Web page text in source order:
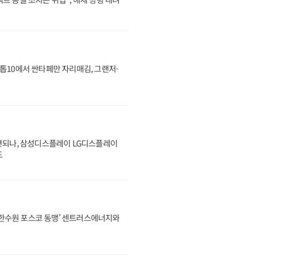
10에서 싼타페만 자리매김, 그랜저·
나, 삼성디스플레이 LG디스플레이
수원 포스코 동맹' 센트러스에너지와